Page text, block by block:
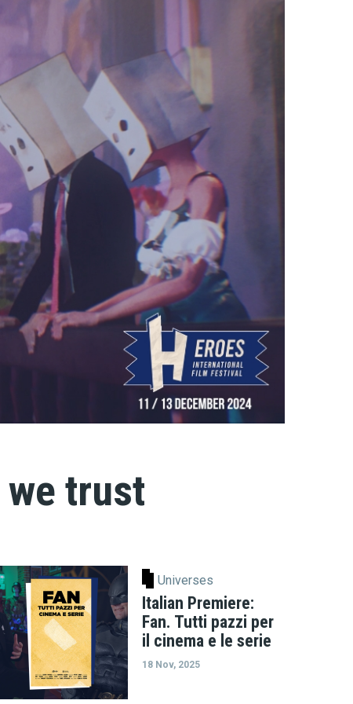
trust
Universes
Italian Premiere:
Fan. Tutti pazzi per
il cinema e le serie
18 Nov, 2025